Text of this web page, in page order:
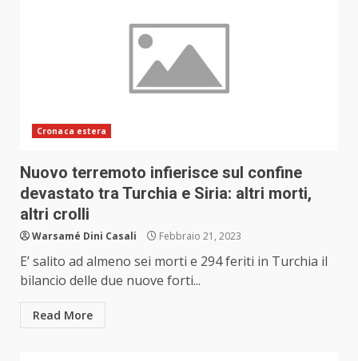
Cronaca estera
Nuovo terremoto infierisce sul confine
devastato tra Turchia e Siria: altri morti,
altri crolli
Warsamé Dini Casali Febbraio 21, 2023
E’ salito ad almeno sei morti e 294 feriti in Turchia il
bilancio delle due nuove forti...
Read More